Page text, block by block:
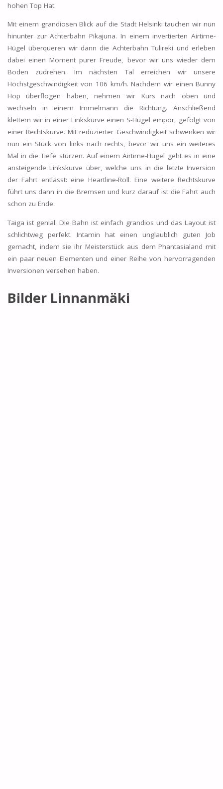
hohen Top Hat.
Mit einem grandiosen Blick auf die Stadt Helsinki tauchen wir nun
hinunter zur Achterbahn Pikajuna. In einem invertierten Airtime-
Hügel überqueren wir dann die Achterbahn Tulireki und erleben
dabei einen Moment purer Freude, bevor wir uns wieder dem
Boden zudrehen. Im nächsten Tal erreichen wir unsere
Höchstgeschwindigkeit von 106 km/h. Nachdem wir einen Bunny
Hop überflogen haben, nehmen wir Kurs nach oben und
wechseln in einem Immelmann die Richtung. Anschließend
klettern wir in einer Linkskurve einen S-Hügel empor, gefolgt von
einer Rechtskurve. Mit reduzierter Geschwindigkeit schwenken wir
nun ein Stück von links nach rechts, bevor wir uns ein weiteres
Mal in die Tiefe stürzen. Auf einem Airtime-Hügel geht es in eine
ansteigende Linkskurve über, welche uns in die letzte Inversion
der Fahrt entlässt: eine Heartline-Roll. Eine weitere Rechtskurve
führt uns dann in die Bremsen und kurz darauf ist die Fahrt auch
schon zu Ende.
Taiga ist genial. Die Bahn ist einfach grandios und das Layout ist
schlichtweg perfekt. Intamin hat einen unglaublich guten Job
gemacht, indem sie ihr Meisterstück aus dem Phantasialand mit
ein paar neuen Elementen und einer Reihe von hervorragenden
Inversionen versehen haben.
Bilder Linnanmäki